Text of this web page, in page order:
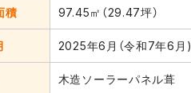
積 97.45㎡（29.47坪）
2025年6月（令和7年6月)
木造ソーラーパネル葺